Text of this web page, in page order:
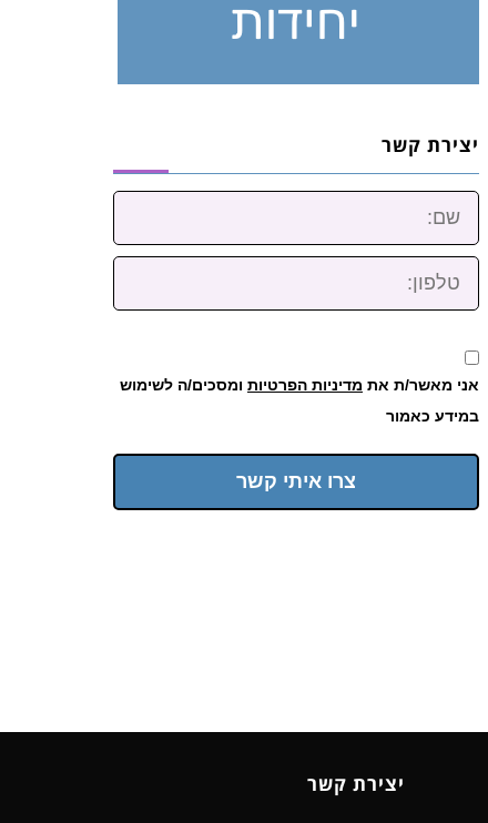
יצירת קשר
שם:
טלפון:
אני מאשר/ת את מדיניות הפרטיות ומסכים/ה לשימוש
במידע כאמור
צרו איתי קשר
יצירת קשר